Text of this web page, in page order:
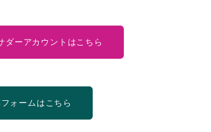
ダーアカウントはこちら
ォームはこちら